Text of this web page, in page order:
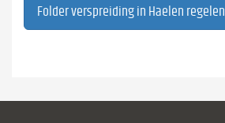
Folder verspreiding in Haelen regelen